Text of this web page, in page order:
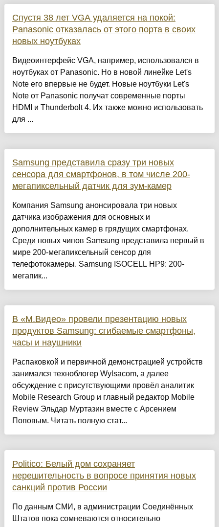
Спустя 38 лет VGA удаляется на покой:
Panasonic отказалась от этого порта в своих
новых ноутбуках
Видеоинтерфейс VGA, например, использовался в
ноутбуках от Panasonic. Но в новой линейке Let's
Note его впервые не будет. Новые ноутбуки Let's
Note от Panasonic получат современные порты
HDMI и Thunderbolt 4. Их также можно использовать
для ...
Samsung представила сразу три новых
сенсора для смартфонов, в том числе 200-
мегапиксельный датчик для зум-камер
Компания Samsung анонсировала три новых
датчика изображения для основных и
дополнительных камер в грядущих смартфонах.
Среди новых чипов Samsung представила первый в
мире 200-мегапиксельный сенсор для
телефотокамеры. Samsung ISOCELL HP9: 200-
мегапик...
В «М.Видео» провели презентацию новых
продуктов Samsung: сгибаемые смартфоны,
часы и наушники
Распаковкой и первичной демонстрацией устройств
занимался техноблогер Wylsacom, а далее
обсуждение с присутствующими провёл аналитик
Mobile Research Group и главный редактор Mobile
Review Эльдар Муртазин вместе с Арсением
Поповым. Читать полную стат...
Politico: Белый дом сохраняет
нерешительность в вопросе принятия новых
санкций против России
По данным СМИ, в администрации Соединённых
Штатов пока сомневаются относительно